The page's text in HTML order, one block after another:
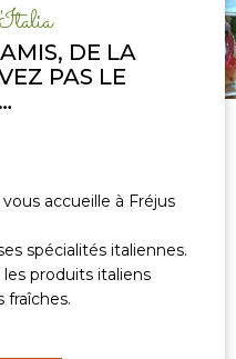
DE LA
PAS LE
accueille à Fréjus
spécialités italiennes.
produits italiens
fraîches.